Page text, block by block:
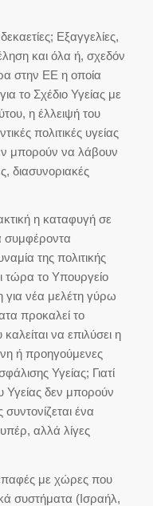
Εξαγγελίες,
και όλα ή, σχεδόν
στην ΕΕ η οποία
το Σχέδιο Υγείας με
η έλλειψή του
πολιτικές υγείας
μπορούν να λάβουν
διασυνοριακές
η καταφυγή σε
συμφέροντα
της πολιτικής
τώρα το Υπουργείο
για νέα μελέτη γύρω
προκαλεί το
να επιλύσει η
ή προηγούμενες
Υγείας; Γιατί
Υγείας δεν μπορούν
ένα
αλλά λίγες
με χώρες που
συστήματα (Ισραήλ,